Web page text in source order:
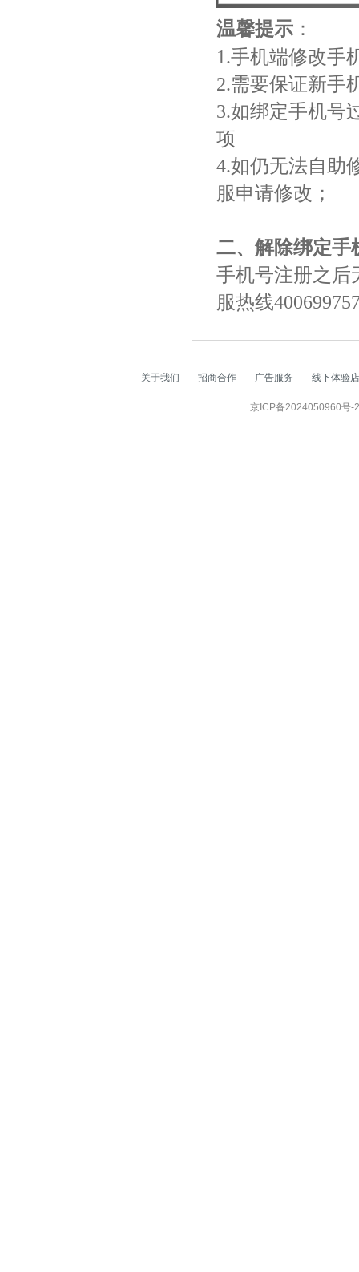
温馨提示：
1.手机端修改手
2.需要保证新手
3.如绑定手机号
项
4.如仍无法自助
服申请修改；
二、解除绑定手
手机号注册之后
服热线
关于我们 招商合作 广告服务 线下体验店
京ICP备2024050960号-2